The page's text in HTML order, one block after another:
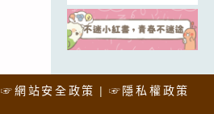
☞網站安全政策 ☞隱私權政策